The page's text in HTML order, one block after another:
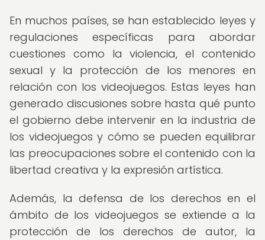
En muchos países, se han establecido leyes y
regulaciones específicas para abordar
cuestiones como la violencia, el contenido
sexual y la protección de los menores en
relación con los videojuegos. Estas leyes han
generado discusiones sobre hasta qué punto
el gobierno debe intervenir en la industria de
los videojuegos y cómo se pueden equilibrar
las preocupaciones sobre el contenido con la
libertad creativa y la expresión artística.
Además, la defensa de los derechos en el
ámbito de los videojuegos se extiende a la
protección de los derechos de autor, la